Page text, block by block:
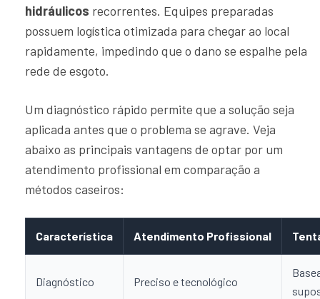
hidráulicos recorrentes. Equipes preparadas
possuem logística otimizada para chegar ao local
rapidamente, impedindo que o dano se espalhe pela
rede de esgoto.
Um diagnóstico rápido permite que a solução seja
aplicada antes que o problema se agrave. Veja
abaixo as principais vantagens de optar por um
atendimento profissional em comparação a
métodos caseiros:
Característica Atendimento Profissional
Diagnóstico Preciso e tecnológico